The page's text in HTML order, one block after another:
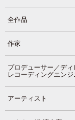
全作品
作家
プロデューサー／ディ
レコーディングエンジ
アーティスト